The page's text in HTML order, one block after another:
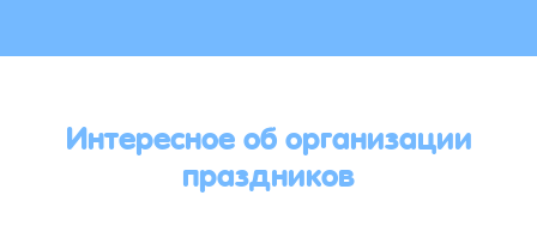
Интересное об организации
праздников